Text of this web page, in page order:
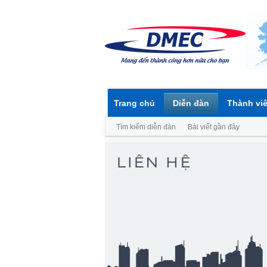
Trang chủ Diễn đàn
Tìm kiếm diễn đàn Bài viết gần đây
Thành